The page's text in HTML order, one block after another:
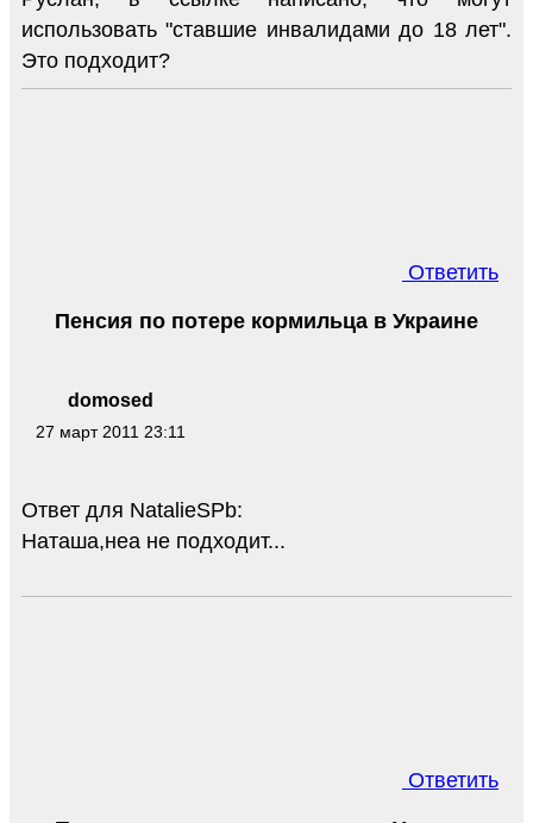
использовать "ставшие инвалидами до 18 лет".
Это подходит?
Ответить
domosed
27 март 2011 23:11
Пенсия по потере кормильца в Украине
Ответ для NatalieSPb:
Наташа,неа не подходит...
Ответить